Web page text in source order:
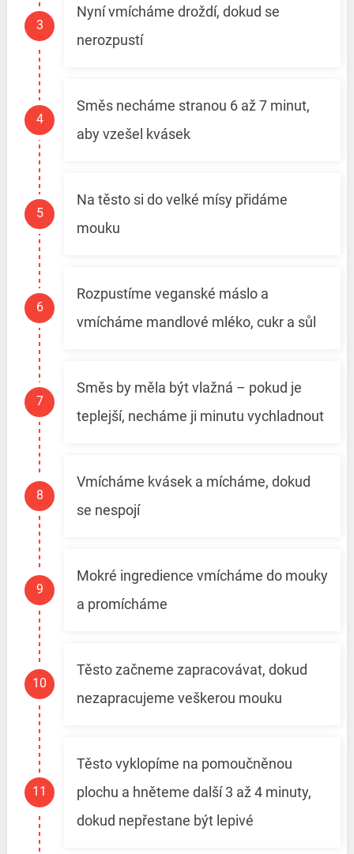
Nyní vmícháme droždí, dokud se
nerozpustí
Směs necháme stranou 6 až 7 minut,
aby vzešel kvásek
Na těsto si do velké mísy přidáme
mouku
Rozpustíme veganské máslo a
vmícháme mandlové mléko, cukr a sůl
Směs by měla být vlažná – pokud je
teplejší, necháme ji minutu vychladnout
Vmícháme kvásek a mícháme, dokud
se nespojí
Mokré ingredience vmícháme do mouky
a promícháme
Těsto začneme zapracovávat, dokud
nezapracujeme veškerou mouku
Těsto vyklopíme na pomoučněnou
plochu a hněteme další 3 až 4 minuty,
dokud nepřestane být lepivé